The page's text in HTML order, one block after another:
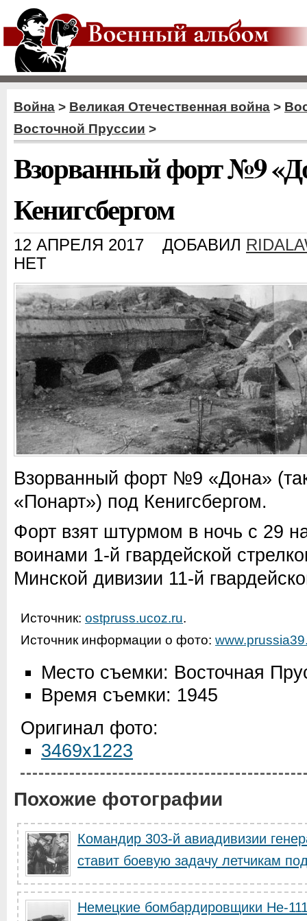
Война > Великая Отечественная война >
Восточной Пруссии >
Взорванный форт №9
Кенигсбергом
12 АПРЕЛЯ 2017 ДОБАВИЛ
НЕТ
Взорванный форт №9 «Дона»
«Понарт») под Кенигсбергом.
Форт взят штурмом в ночь с 29
воинами 1-й гвардейской
Минской дивизии 11-й
Источник: ostpruss.ucoz.ru.
Источник информации о фото:
Место съемки: Восточная
Время съемки: 1945
Оригинал фото:
3469x1223
Похожие фотографии
Командир 303-й авиадивизии
ставит боевую задачу летчикам
Немецкие бомбардировщики He-